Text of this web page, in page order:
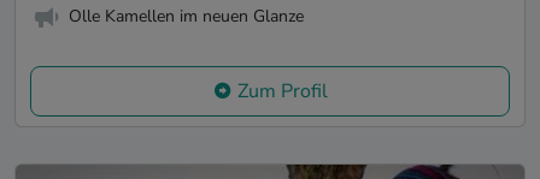
Olle Kamellen im neuen Glanze
Zum Profil